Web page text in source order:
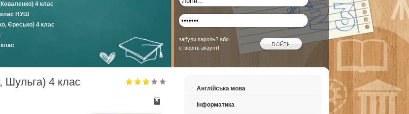
забули пароль? або
створіть акаунт!
4 клас
клас НУШ
Єресько) 4 клас
клас
Шульга) 4 клас
Англійська мова
Інформатика